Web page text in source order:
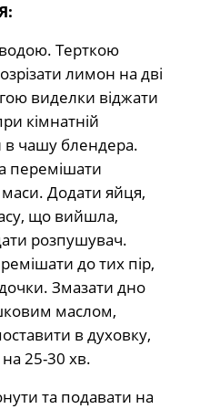
Терткою
лимон на дві
виделки віджати
кімнатній
в чашу блендера.
перемішати
Додати яйця,
що вийшла,
розпушувач.
до тих пір,
Змазати дно
маслом,
в духовку,
на 25-30 хв.
та подавати на